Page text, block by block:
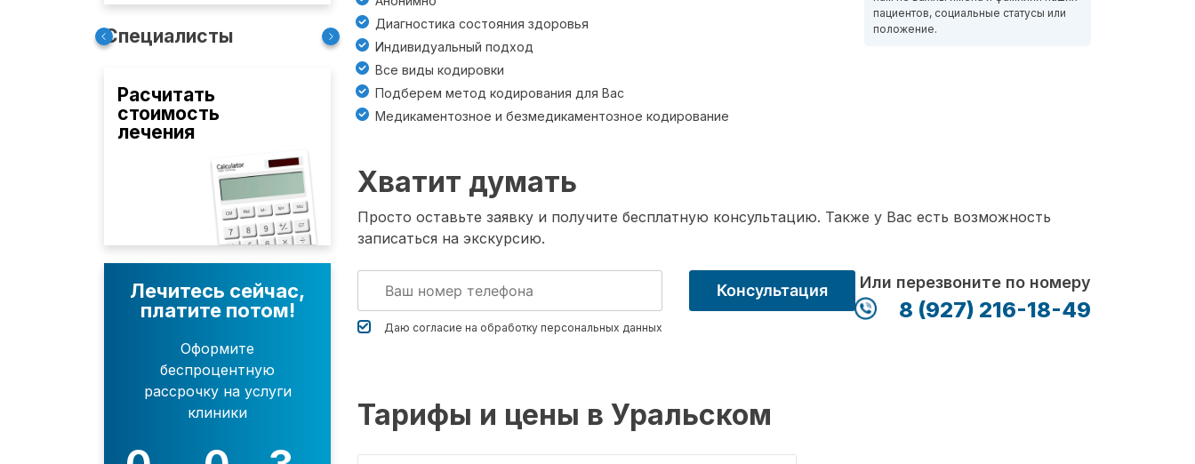
Специалисты
Расчитать
стоимость
лечения
Лечитесь сейчас,
платите потом!
Оформите
беспроцентную
рассрочку на услуги
клиники
Диагностика состояния здоровья
Индивидуальный подход
Все виды кодировки
Подберем метод кодирования для Вас
Медикаментозное и безмедикаментозное кодирование
пациентов, социальные статусы или
положение.
Хватит думать
Просто оставьте заявку и получите бесплатную консультацию. Также у Вас есть возможность
записаться на экскурсию.
Даю согласие на обработку персональных данных
Консультация Или перезвоните по номеру
8 (927) 216-18-49
Тарифы и цены в Уральском